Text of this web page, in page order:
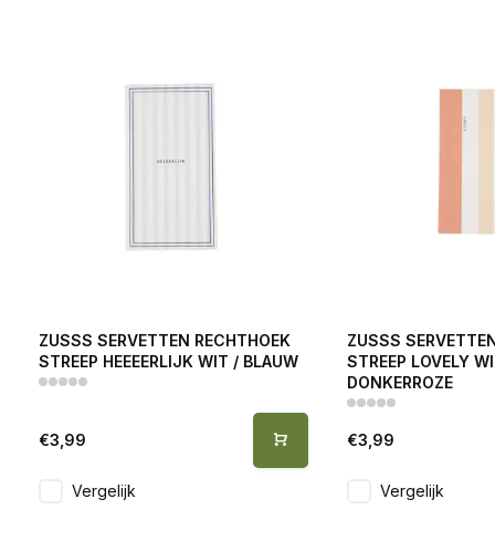
ZUSSS SERVETTEN RECHTHOEK
STREEP HEEEERLIJK WIT / BLAUW
€3,99
Vergelijk
ZUSSS
STREEP LOVELY
DONKERROZE
€3,99
Vergelijk